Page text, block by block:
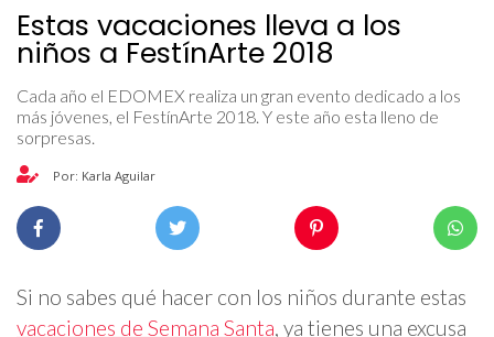
Estas vacaciones lleva a los
niños a FestínArte 2018
Cada año el EDOMEX realiza un gran evento dedicado a los
más jóvenes, el FestínArte 2018. Y este año esta lleno de
sorpresas.
Por: Karla Aguilar
Si no sabes qué hacer con los niños durante estas
vacaciones de Semana Santa, ya tienes una excusa